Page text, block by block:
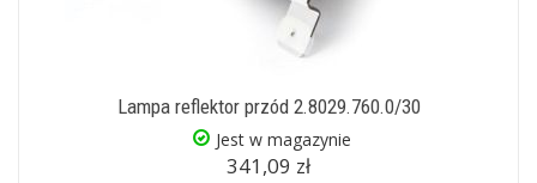
Lampa reflektor przód 2.8029.760.0/30
Jest w magazynie
341,09 zł